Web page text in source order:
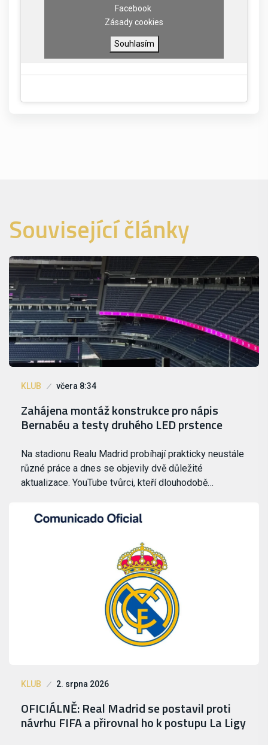
Facebook
Zásady cookies
Souhlasím
Související články
KLUB včera 8:34
Zahájena montáž konstrukce pro nápis
Bernabéu a testy druhého LED prstence
Na stadionu Realu Madrid probíhají prakticky neustále
různé práce a dnes se objevily dvě důležité
aktualizace. YouTube tvůrci, kteří dlouhodobě…
KLUB 2. srpna 2026
OFICIÁLNĚ: Real Madrid se postavil proti
návrhu FIFA a přirovnal ho k postupu La Ligy